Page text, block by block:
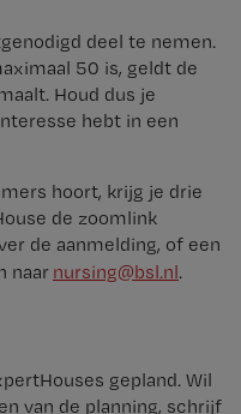
deel te nemen.
50 is, geldt de
Houd dus je
hebt in een
hoort, krijg je drie
de zoomlink
de aanmelding, of een
naar nursing@bsl.nl.
gepland. Wil
van de planning, schrijf